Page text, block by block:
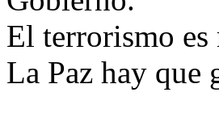
El terrorismo es
La Paz hay que